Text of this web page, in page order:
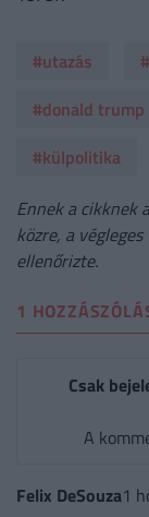
#utazás
#donald trump
#külpolitika
Ennek a cikknek
közre, a
ellenőrizte.
1
Csak
A
Felix DeSouza1